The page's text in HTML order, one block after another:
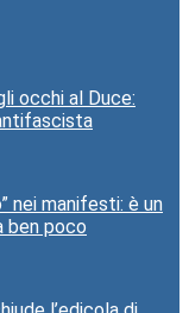
occhi al Duce:
nei manifesti: è un
ben poco